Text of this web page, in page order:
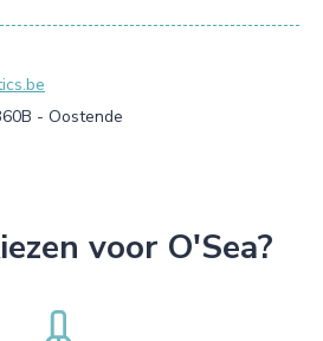
- Oostende
voor O'Sea?